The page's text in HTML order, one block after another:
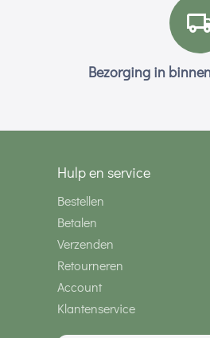
Bezorging in
Hulp en service
Bestellen
Betalen
Verzenden
Retourneren
Account
Klantenservice